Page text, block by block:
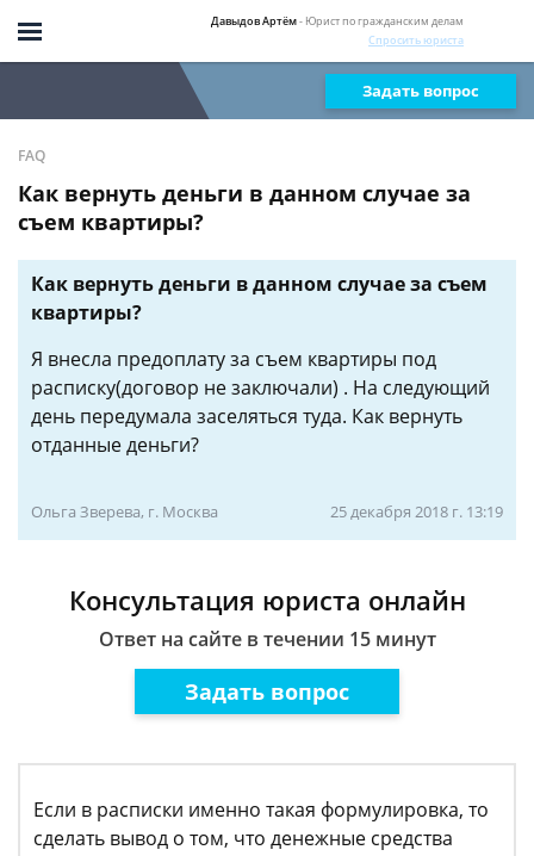
Давыдов Артём- Юрист по гражданским делам
Спросить юриста
Задать вопрос
FAQ
Как вернуть деньги в данном случае за
съем квартиры?
Как вернуть деньги в данном случае за съем
квартиры?
Я внесла предоплату за съем квартиры под
расписку(договор не заключали) . На следующий
день передумала заселяться туда. Как вернуть
отданные деньги?
Ольга Зверева, г. Москва 25 декабря 2018 г. 13:19
Консультация юриста онлайн
Ответ на сайте в течении 15 минут
Задать вопрос
Если в расписки именно такая формулировка, то
сделать вывод о том, что денежные средства